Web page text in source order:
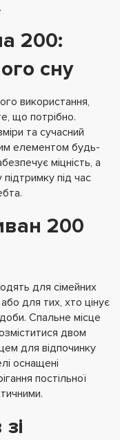
200:
сну
використання,
що потрібно.
та сучасний
елементом будь-
міцність, а
під час
200
для сімейних
для тих, хто цінує
Спальне місце
двом
для відпочинку
оснащені
постільної